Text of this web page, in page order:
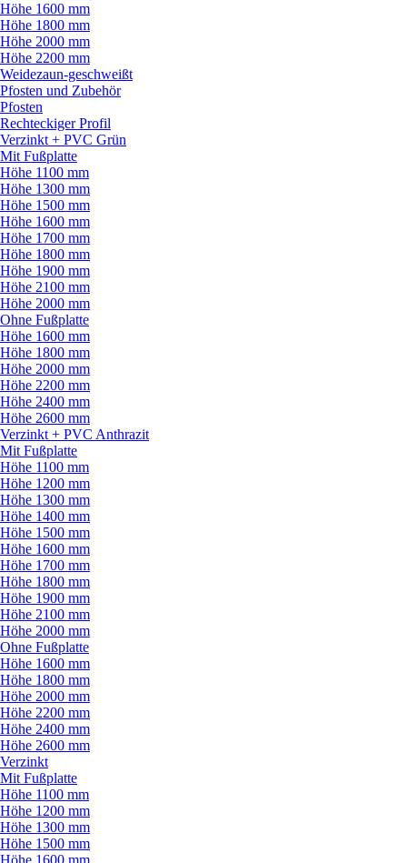
Höhe 1600 mm
Höhe 1800 mm
Höhe 2000 mm
Höhe 2200 mm
Weidezaun-geschweißt
Pfosten und Zubehör
Pfosten
Rechteckiger Profil
Verzinkt + PVC Grün
Mit Fußplatte
Höhe 1100 mm
Höhe 1300 mm
Höhe 1500 mm
Höhe 1600 mm
Höhe 1700 mm
Höhe 1800 mm
Höhe 1900 mm
Höhe 2100 mm
Höhe 2000 mm
Ohne Fußplatte
Höhe 1600 mm
Höhe 1800 mm
Höhe 2000 mm
Höhe 2200 mm
Höhe 2400 mm
Höhe 2600 mm
Verzinkt + PVC Anthrazit
Mit Fußplatte
Höhe 1100 mm
Höhe 1200 mm
Höhe 1300 mm
Höhe 1400 mm
Höhe 1500 mm
Höhe 1600 mm
Höhe 1700 mm
Höhe 1800 mm
Höhe 1900 mm
Höhe 2100 mm
Höhe 2000 mm
Ohne Fußplatte
Höhe 1600 mm
Höhe 1800 mm
Höhe 2000 mm
Höhe 2200 mm
Höhe 2400 mm
Höhe 2600 mm
Verzinkt
Mit Fußplatte
Höhe 1100 mm
Höhe 1200 mm
Höhe 1300 mm
Höhe 1500 mm
Höhe 1600 mm